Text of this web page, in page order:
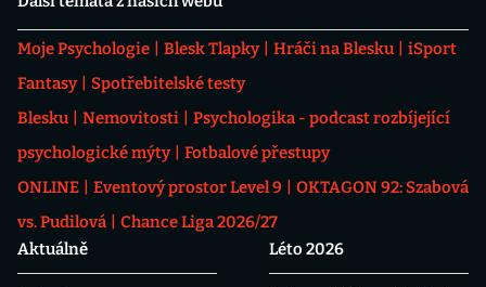
Moje Psychologie Blesk Tlapky Hráči na Blesku
iSport
Fantasy
Spotřebitelské testy
Blesku
Nemovitosti
Psychologika - podcast rozbíjející
psychologické mýty
Fotbalové přestupy
ONLINE
Eventový prostor Level 9
OKTAGON 92: Szabová
vs. Pudilová
Chance Liga 2026/27
Aktuálně
Léto 2026